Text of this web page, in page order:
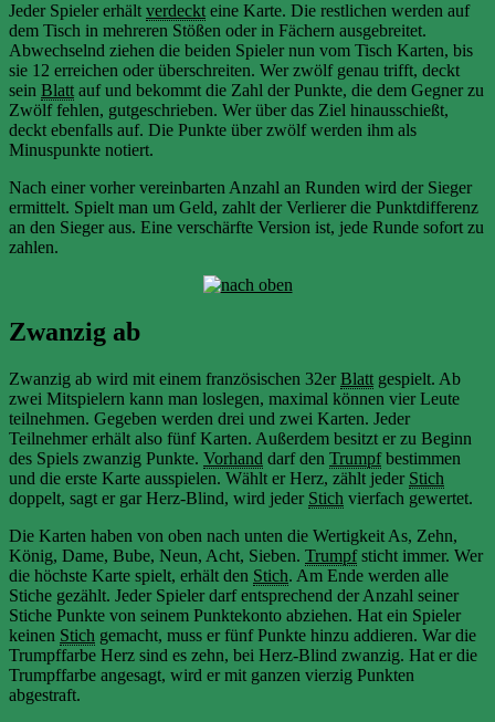
Jeder Spieler erhältverdeckteine Karte. Die restlichen werden auf
dem Tisch in mehreren Stößen oder in Fächern ausgebreitet.
Abwechselnd ziehen die beiden Spieler nun vom Tisch Karten, bis
sie 12 erreichen oder überschreiten. Wer zwölf genau trifft, deckt
sein Blattauf und bekommt die Zahl der Punkte, die dem Gegner zu
Zwölf fehlen, gutgeschrieben. Wer über das Ziel hinausschießt,
deckt ebenfalls auf. Die Punkte über zwölf werden ihm als
Minuspunkte notiert.
Nach einer vorher vereinbarten Anzahl an Runden wird der Sieger
ermittelt. Spielt man um Geld, zahlt der Verlierer die Punktdifferenz
an den Sieger aus. Eine verschärfte Version ist, jede Runde sofort zu
zahlen.
Zwanzig ab
Zwanzig ab wird mit einem französischen 32erBlatt gespielt. Ab
zwei Mitspielern kann man loslegen, maximal können vier Leute
teilnehmen. Gegeben werden drei und zwei Karten. Jeder
Teilnehmer erhält also fünf Karten. Außerdem besitzt er zu Beginn
des Spiels zwanzig Punkte. Vorhand darf den Trumpfbestimmen
und die erste Karte ausspielen. Wählt er Herz, zählt jeder Stich
doppelt, sagt er gar Herz-Blind, wird jeder Stich vierfach gewertet.
Die Karten haben von oben nach unten die Wertigkeit As, Zehn,
König, Dame, Bube, Neun, Acht, Sieben. Trumpfsticht immer. Wer
die höchste Karte spielt, erhält den Stich. Am Ende werden alle
Stiche gezählt. Jeder Spieler darf entsprechend der Anzahl seiner
Stiche Punkte von seinem Punktekonto abziehen. Hat ein Spieler
keinen Stich gemacht, muss er fünf Punkte hinzu addieren. War die
Trumpffarbe Herz sind es zehn, bei Herz-Blind zwanzig. Hat er die
Trumpffarbe angesagt, wird er mit ganzen vierzig Punkten
abgestraft.